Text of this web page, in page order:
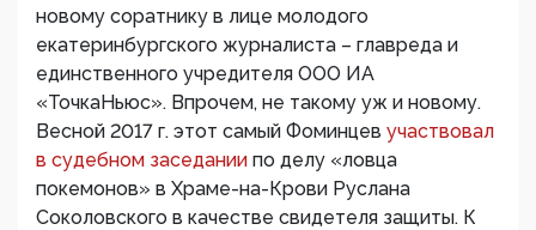
новому соратнику в лице молодого
екатеринбургского журналиста – главреда и
единственного учредителя ООО ИА
«ТочкаНьюс». Впрочем, не такому уж и новому.
Весной 2017 г. этот самый Фоминцев участвовал
в судебном заседании по делу «ловца
покемонов» в Храме-на-Крови Руслана
Соколовского в качестве свидетеля защиты. К